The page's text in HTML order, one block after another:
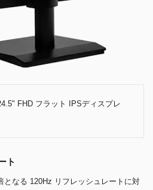
FHD フラット IPSディスプレ
ト
となる 120Hz リフレッシュレートに対